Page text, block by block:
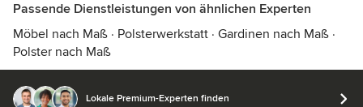
Passende Dienstleistungen von ähnlichen Experten
Möbel nach Maß · Polsterwerkstatt · Gardinen nach Maß ·
Polster nach Maß
Lokale Premium-Experten finden